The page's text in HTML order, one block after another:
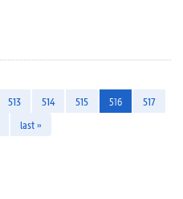
513 514 515 516
517
last »